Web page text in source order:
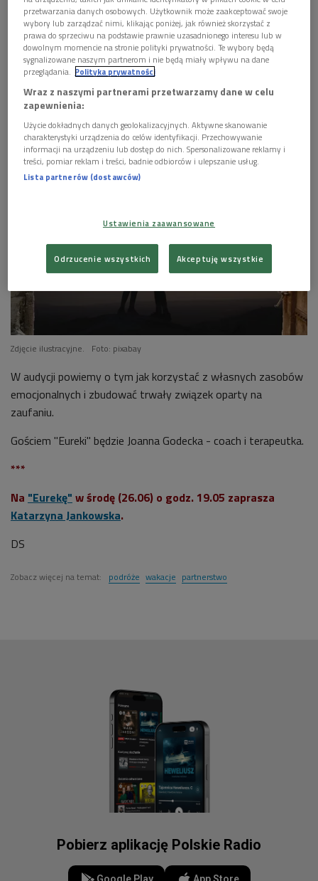
Obserwuj nas na
Google News
Czas wakacji i związanych z nimi podróży stwarza
nam okazję do zawarcia nowych znajomości.
Podstawą do dobrych relacji z innymi jest szacunek
do siebie i akceptacja własnej osoby. W obszarze
badań psychologicznych istnieje wiele nowych
metod pomocnych w dobrym doborze partnera,
właściwym postrzeganiu siebie i swoich oczekiwań.
Zdjęcie ilustracyjne. Foto: pixabay
W audycji powiemy o tym jak korzystać z własnych zasobów
emocjonalnych i zbudować trwały związek oparty na
zaufaniu.
Gościem "Eureki" będzie Joanna Godecka - coach i terapeutka.
***
Na "Eurekę" w środę (26.06) o godz. 19.05 zaprasza
Katarzyna Jankowska.
DS
Zobacz więcej na temat: podróże wakacje partnerstwo
Pobierz aplikację Polskie Radio
przetwarzania danych osobowych. Użytkownik może zaakceptować swoje
wybory lub zarządzać nimi, klikając poniżej, jak również skorzystać z
prawa do sprzeciwu na podstawie prawnie uzasadnionego interesu lub w
dowolnym momencie na stronie polityki prywatności. Te wybory będą
sygnalizowane naszym partnerom i nie będą miały wpływu na dane
przeglądania. Polityka prywatności
Wraz z naszymi partnerami przetwarzamy dane w celu
zapewnienia:
Użycie dokładnych danych geolokalizacyjnych. Aktywne skanowanie
charakterystyki urządzenia do celów identyfikacji. Przechowywanie
informacji na urządzeniu lub dostęp do nich. Spersonalizowane reklamy i
treści, pomiar reklam i treści, badnie odbiorców i ulepszanie usług.
Lista partnerów (dostawców)
Ustawienia zaawansowane
Odrzucenie wszystkich Akceptuję wszystkie